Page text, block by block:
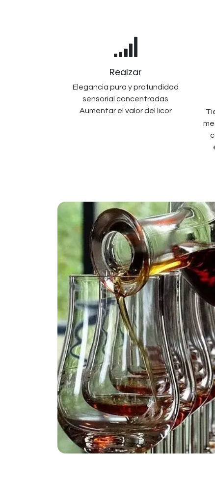
Realzar
Elegancia pura y profundidad
sensorial concentradas
Aumentar el valor del licor